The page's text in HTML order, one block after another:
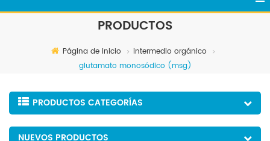
PRODUCTOS
Página de inicio
intermedio orgánico
glutamato monosódico (msg)
PRODUCTOS CATEGORÍAS
NUEVOS PRODUCTOS